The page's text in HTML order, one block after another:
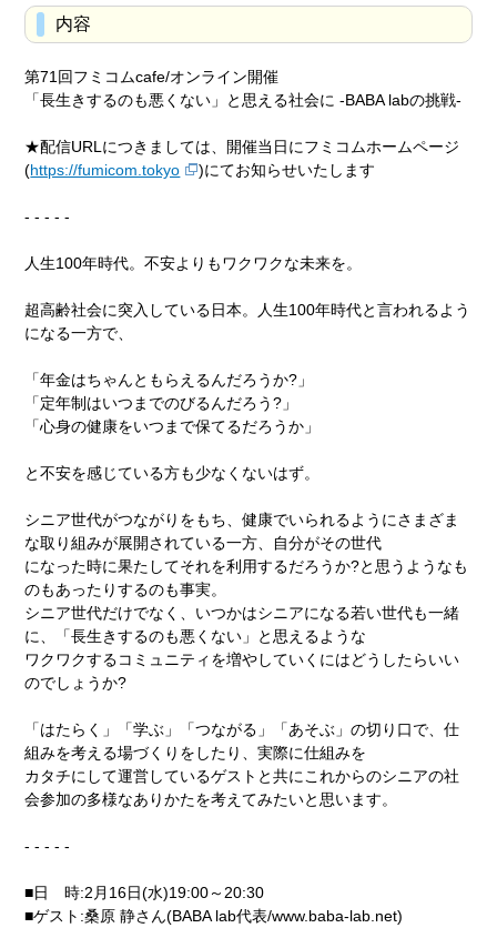
内容
第71回フミコムcafe/オンライン開催
「長生きするのも悪くない」と思える社会に -BABA labの挑戦-
★配信URLにつきましては、開催当日にフミコムホームページ
(https://fumicom.tokyo )にてお知らせいたします
- - - - -
人生100年時代。不安よりもワクワクな未来を。
超高齢社会に突入している日本。人生100年時代と言われるよう
になる一方で、
「年金はちゃんともらえるんだろうか?」
「定年制はいつまでのびるんだろう?」
「心身の健康をいつまで保てるだろうか」
と不安を感じている方も少なくないはず。
シニア世代がつながりをもち、健康でいられるようにさまざま
な取り組みが展開されている一方、自分がその世代
になった時に果たしてそれを利用するだろうか?と思うようなも
のもあったりするのも事実。
シニア世代だけでなく、いつかはシニアになる若い世代も一緒
に、「長生きするのも悪くない」と思えるような
ワクワクするコミュニティを増やしていくにはどうしたらいい
のでしょうか?
「はたらく」「学ぶ」「つながる」「あそぶ」の切り口で、仕
組みを考える場づくりをしたり、実際に仕組みを
カタチにして運営しているゲストと共にこれからのシニアの社
会参加の多様なありかたを考えてみたいと思います。
- - - - -
■日 時:2月16日(水)19:00～20:30
■ゲスト:桑原 静さん(BABA lab代表/www.baba-lab.net)